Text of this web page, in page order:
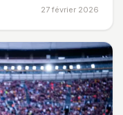
27 février 2026